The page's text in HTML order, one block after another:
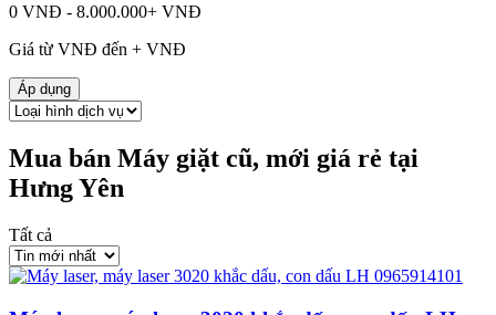
0 VNĐ - 8.000.000+ VNĐ
Giá từ VNĐ đến + VNĐ
Áp dụng
Mua bán Máy giặt cũ, mới giá rẻ tại
Hưng Yên
Tất cả